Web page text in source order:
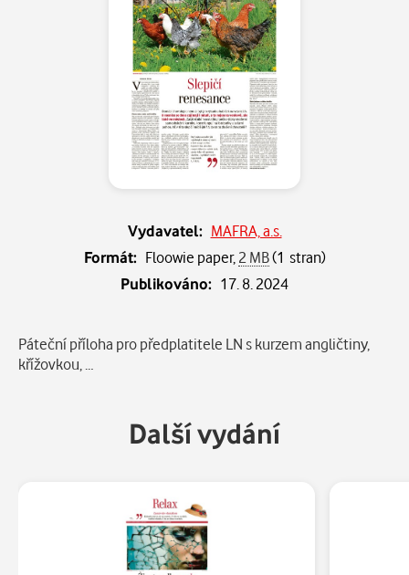
Vydavatel: MAFRA, a.s.
Formát: Floowie paper, 2 MB(1 stran)
Publikováno: 17. 8. 2024
Popis
Páteční příloha pro předplatitele LN s kurzem angličtiny,
křížovkou, …
Další vydání